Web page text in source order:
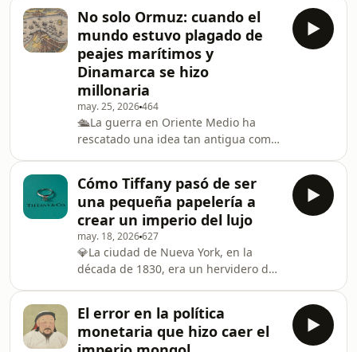
en icónico para g
puede ir a vivir a la ciudad donde está
dicho puesto de trabajo. La idea de
tener que pedir una autorización
especial para mudarse a una urbe
dentro del mismo país suena a algo
de épocas pasadas, una reliquia de la
Guerra Fría, pero sigue siendo algo
muy real en una
No solo Ormuz: cuando el
mundo estuvo plagado de
peajes marítimos y
Dinamarca se hizo
millonaria
may. 25, 2026464
🛳️La guerra en Oriente Medio ha
rescatado una idea tan antigua como
navegar por Ormuz. Los barcos
deberán pagar un peaje fijo en
criptomonedas a Teherán para
atravesar el estrecho. La idea ha
desembarcado en otros países, que
también sopesan ahora imitar a los
iraníes. ¿Volverá el comercio a un
mundo plagado de tasas y
burocracia?💰A
Cómo Tiffany pasó de ser
una pequeña papelería a
crear un imperio del lujo
may. 18, 2026627
💎La ciudad de Nueva York, en la
década de 1830, era un hervidero de
alcanzar el éxito. Pero ni en sus
sueños más optimistas Charles Lewis
El error en la política
monetaria que hizo caer el